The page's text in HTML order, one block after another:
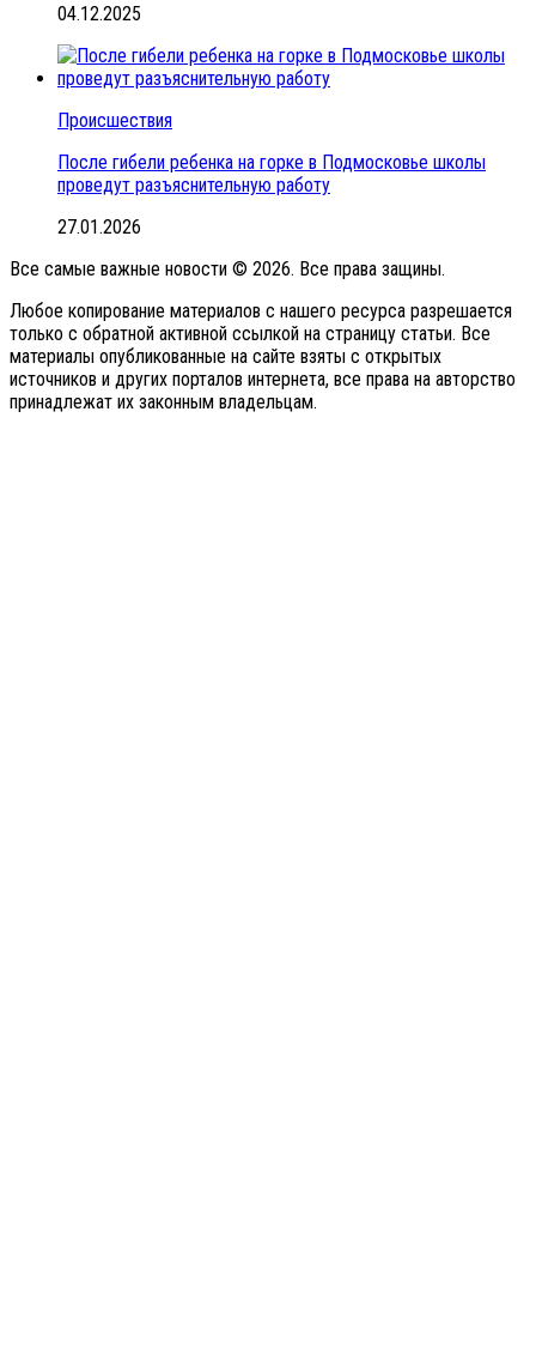
04.12.2025
Происшествия
После гибели ребенка на горке в Подмосковье школы
проведут разъяснительную работу
27.01.2026
Все самые важные новости © 2026. Все права защины.
Любое копирование материалов с нашего ресурса разрешается
только с обратной активной ссылкой на страницу статьи. Все
материалы опубликованные на сайте взяты с открытых
источников и других порталов интернета, все права на авторство
принадлежат их законным владельцам.